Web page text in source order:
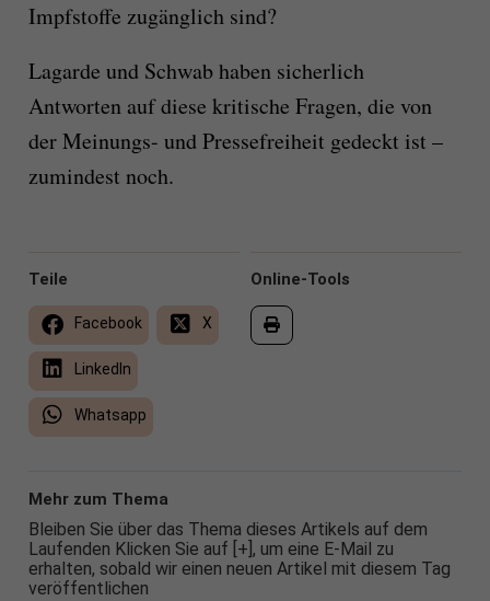
Impfstoffe zugänglich sind?
Lagarde und Schwab haben sicherlich
Antworten auf diese kritische Fragen, die von
der Meinungs- und Pressefreiheit gedeckt ist –
zumindest noch.
Online-Tools
Teile
Facebook X
LinkedIn
Whatsapp
Mehr zum Thema
Bleiben Sie über das Thema dieses Artikels auf dem
Laufenden Klicken Sie auf [+], um eine E-Mail zu
erhalten, sobald wir einen neuen Artikel mit diesem Tag
veröffentlichen